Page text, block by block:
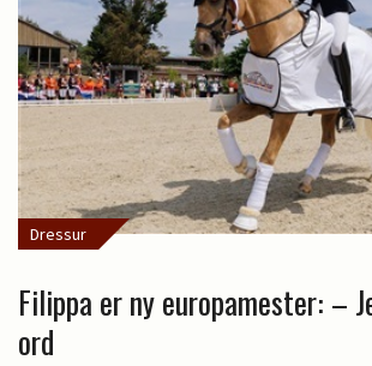
Dressur
Filippa er ny europamester: –
ord